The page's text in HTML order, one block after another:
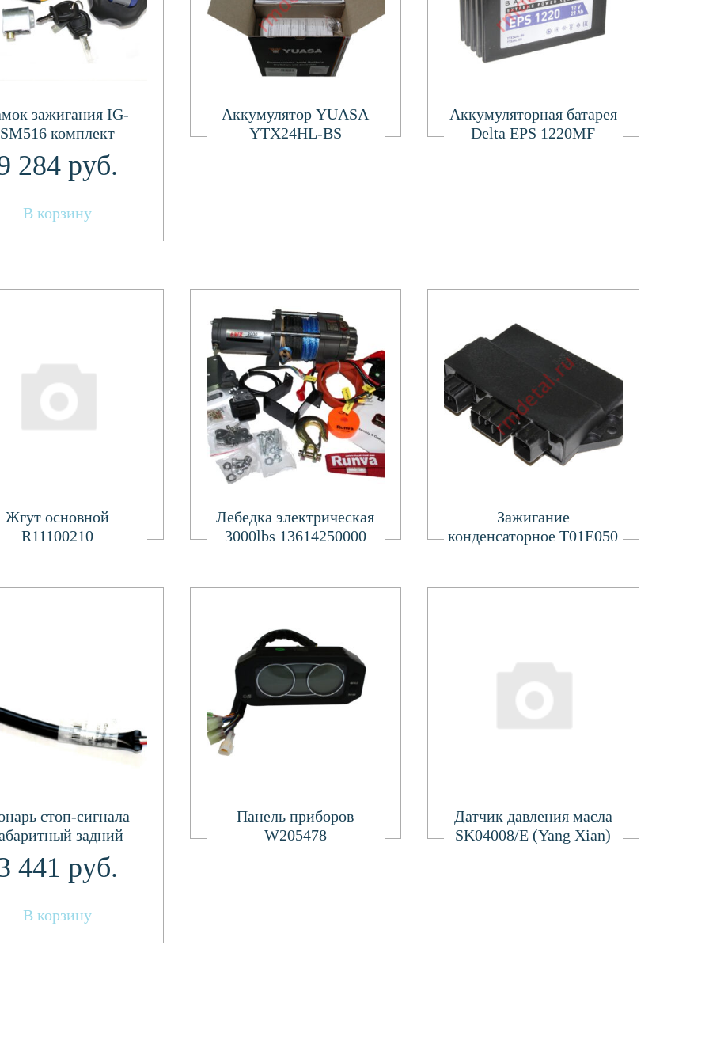
зажигания IG-
SM516 комплект
284 руб.
В корзину
Аккумулятор YUASA
YTX24HL-BS
Подробнее
Аккумуляторная батарея
Delta EPS 1220MF
Подробнее
Жгут основной
R11100210
Подробнее
Лебедка электрическая
3000lbs 13614250000
Подробнее
Зажигание
конденсаторное T01E050
Подробнее
стоп-сигнала
задний
TL006-ST
441 руб.
В корзину
Панель приборов
W205478
Подробнее
Датчик давления масла
SK04008/E (Yang Xian)
Подробнее